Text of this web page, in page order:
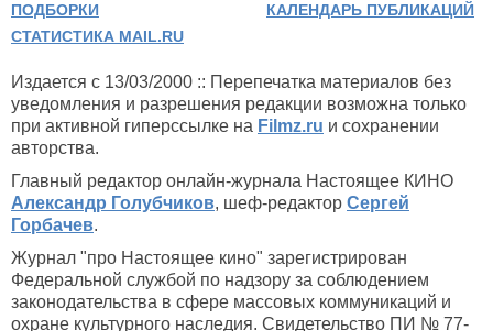
ПОДБОРКИ
КАЛЕНДАРЬ ПУБЛИКАЦИЙ
СТАТИСТИКА MAIL.RU
Издается с 13/03/2000 :: Перепечатка материалов без
уведомления и разрешения редакции возможна только
при активной гиперссылке на Filmz.ru и сохранении
авторства.
Главный редактор онлайн-журнала Настоящее КИНО
Александр Голубчиков, шеф-редактор Сергей
Горбачев.
Журнал "про Настоящее кино" зарегистрирован
Федеральной службой по надзору за соблюдением
законодательства в сфере массовых коммуникаций и
охране культурного наследия. Свидетельство ПИ № 77-